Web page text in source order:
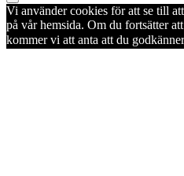
Vi använder cookies för att se till
på vår hemsida. Om du fortsätter
kommer vi att anta att du